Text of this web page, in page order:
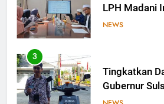
LPH Madani
Percepat
NEWS
3
Tingkatkan
Gubernur
untuk Tim